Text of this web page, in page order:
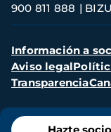
Menú
900 811 888
Menú
secundario
Información a
Aviso legal
Transparencia